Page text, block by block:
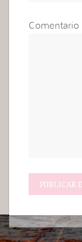
Comentario